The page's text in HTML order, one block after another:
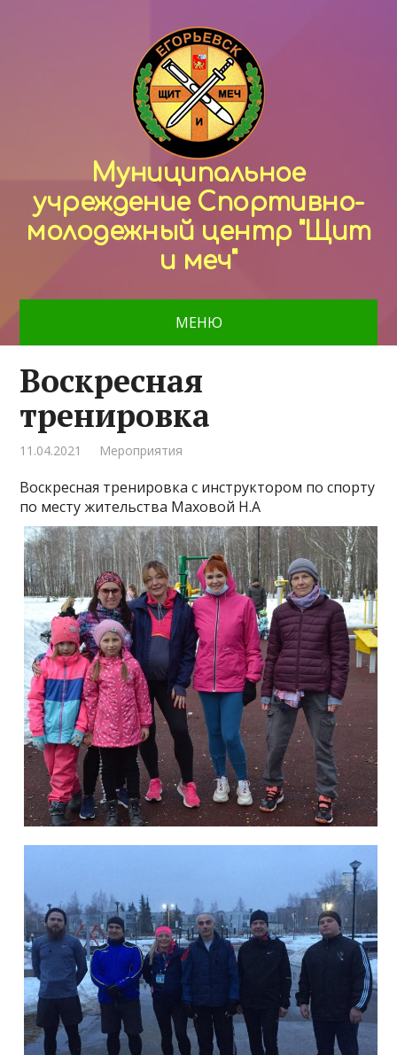
Муниципальное
учреждение Спортивно-
молодежный центр "Щит
и меч"
МЕНЮ
Воскресная
тренировка
11.04.2021 Мероприятия
Воскресная тренировка с инструктором по спорту
по месту жительства Маховой Н.А